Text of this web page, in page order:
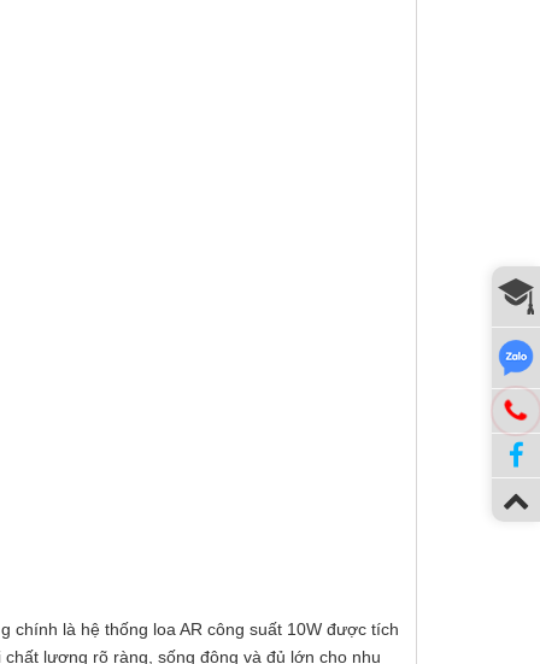
chính là hệ thống loa AR công suất 10W được tích
lượng rõ ràng, sống động và đủ lớn cho nhu